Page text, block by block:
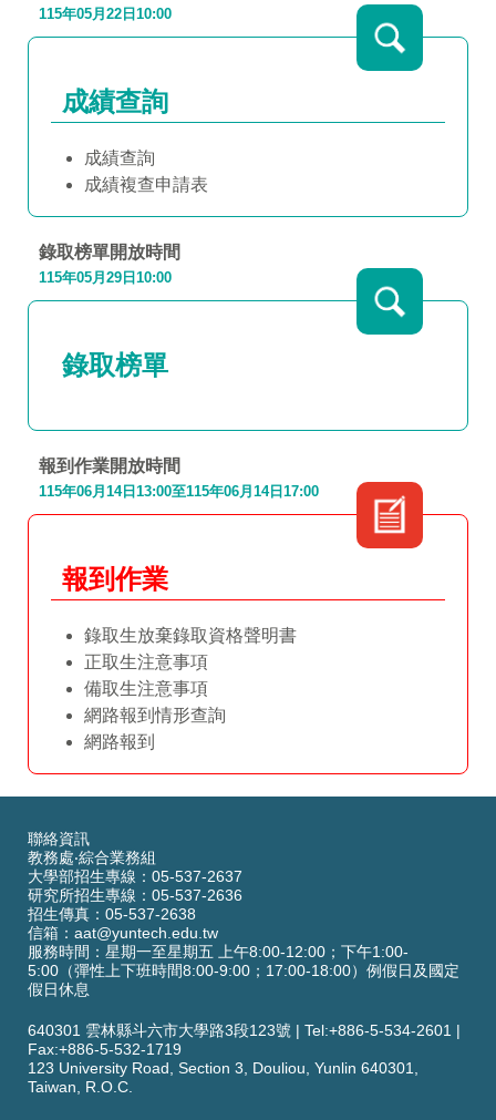
115年05月22日10:00
成績查詢
成績查詢
成績複查申請表
錄取榜單開放時間
115年05月29日10:00
錄取榜單
報到作業開放時間
115年06月14日13:00至115年06月14日17:00
報到作業
錄取生放棄錄取資格聲明書
正取生注意事項
備取生注意事項
網路報到情形查詢
網路報到
聯絡資訊
教務處‧綜合業務組
大學部招生專線：05-537-2637
研究所招生專線：05-537-2636
招生傳真：05-537-2638
信箱： aat@yuntech.edu.tw
服務時間：星期一至星期五 上午8:00-12:00；下午1:00-
5:00（彈性上下班時間8:00-9:00；17:00-18:00）例假日及國定
假日休息
640301 雲林縣斗六市大學路3段123號 | Tel:+886-5-534-2601 |
Fax:+886-5-532-1719
123 University Road, Section 3,
Douliou, Yunlin 640301,
Taiwan, R.O.C.